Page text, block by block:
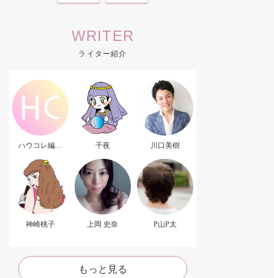
WRITER
ライター紹介
ハウコレ編集
千夜 川口美樹
神崎桃子 上岡 史奈 P山P太
もっと見る